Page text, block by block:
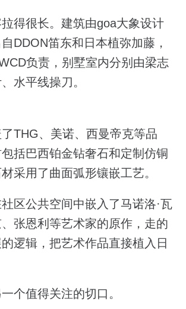
得很长。建筑由goa大象设计
DDON笛东和日本植弥加藤，
负责，别墅室内分别由梁志
水平线操刀。
THG、美诺、西曼帝克等品
括巴西铂金钻奢石和定制仿铜
采用了曲面弧形镶嵌工艺。
区公共空间中嵌入了马诺洛·瓦
张恩利等艺术家的原作，走的
逻辑，把艺术作品直接植入日
个值得关注的切口。